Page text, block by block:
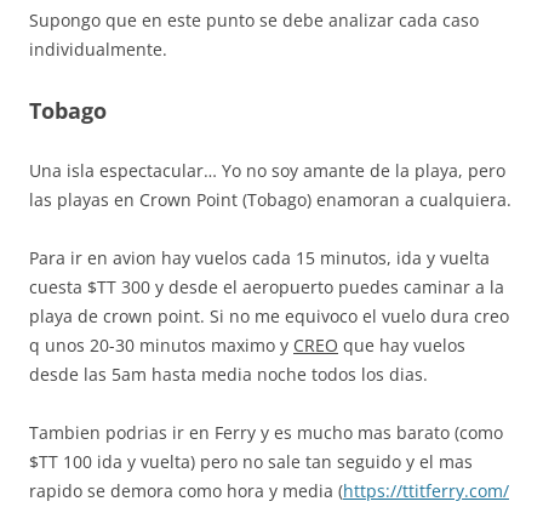
Supongo que en este punto se debe analizar cada caso
individualmente.
Tobago
Una isla espectacular… Yo no soy amante de la playa, pero
las playas en Crown Point (Tobago) enamoran a cualquiera.
Para ir en avion hay vuelos cada 15 minutos, ida y vuelta
cuesta $TT 300 y desde el aeropuerto puedes caminar a la
playa de crown point. Si no me equivoco el vuelo dura creo
q unos 20-30 minutos maximo y CREO que hay vuelos
desde las 5am hasta media noche todos los dias.
Tambien podrias ir en Ferry y es mucho mas barato (como
$TT 100 ida y vuelta) pero no sale tan seguido y el mas
rapido se demora como hora y media (https://ttitferry.com/